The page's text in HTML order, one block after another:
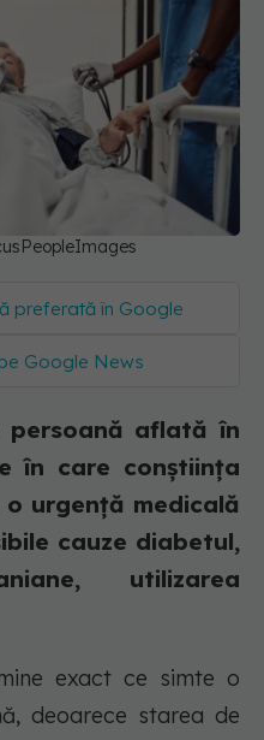
preferată în Google
Google News
aflată în
în care conștiința
urgență medicală
cauze diabetul,
utilizarea
exact ce simte o
deoarece starea de